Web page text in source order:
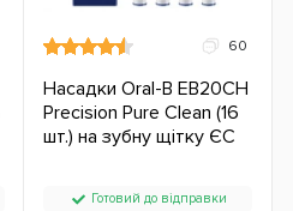
60
Насадки Oral-B EB20CH
Precision Pure Clean (16
шт.) на зубну щітку ЄС
Готовий до відправки